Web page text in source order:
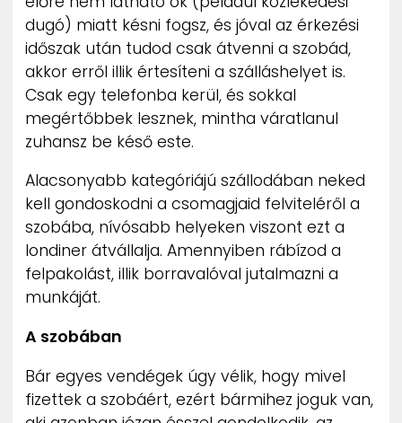
dugó) miatt késni fogsz, és jóval az érkezési
időszak után tudod csak átvenni a szobád,
akkor erről illik értesíteni a szálláshelyet is.
Csak egy telefonba kerül, és sokkal
megértőbbek lesznek, mintha váratlanul
zuhansz be késő este.
Alacsonyabb kategóriájú szállodában neked
kell gondoskodni a csomagjaid felviteléről a
szobába, nívósabb helyeken viszont ezt a
londiner átvállalja. Amennyiben rábízod a
felpakolást, illik borravalóval jutalmazni a
munkáját.
A szobában
Bár egyes vendégek úgy vélik, hogy mivel
fizettek a szobáért, ezért bármihez joguk van,